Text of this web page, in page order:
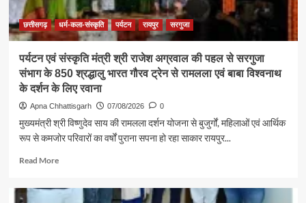
राजेश
अग्रवाल
छत्तीसगढ़ धर्म-कला-संस्कृति पर्यटन रायपुर सरगुजा
पर्यटन एवं संस्कृति मंत्री श्री राजेश अग्रवाल की पहल से सरगुजा
संभाग के 850 श्रद्धालु भारत गौरव ट्रेन से रामलला एवं बाबा विश्वनाथ
के दर्शन के लिए रवाना
Apna Chhattisgarh 07/08/2026 0
मुख्यमंत्री श्री विष्णुदेव साय की रामलला दर्शन योजना से बुजुर्गों, महिलाओं एवं आर्थिक
रूप से कमजोर परिवारों का वर्षों पुराना सपना हो रहा साकार रायपुर...
Read MoreRead
पर्यटन